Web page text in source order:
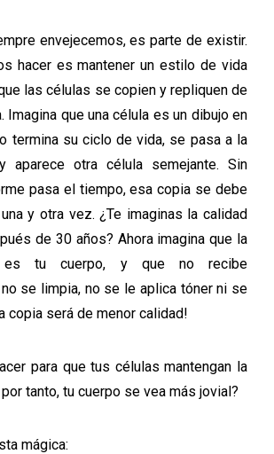
envejecemos, es parte de existir.
hacer es mantener un estilo de vida
las células se copien y repliquen de
Imagina que una célula es un dibujo en
termina su ciclo de vida, se pasa a la
aparece otra célula semejante. Sin
pasa el tiempo, esa copia se debe
y otra vez. ¿Te imaginas la calidad
de 30 años? Ahora imagina que la
es tu cuerpo, y que no recibe
se limpia, no se le aplica tóner ni se
copia será de menor calidad!
para que tus células mantengan la
tanto, tu cuerpo se vea más jovial?
mágica: